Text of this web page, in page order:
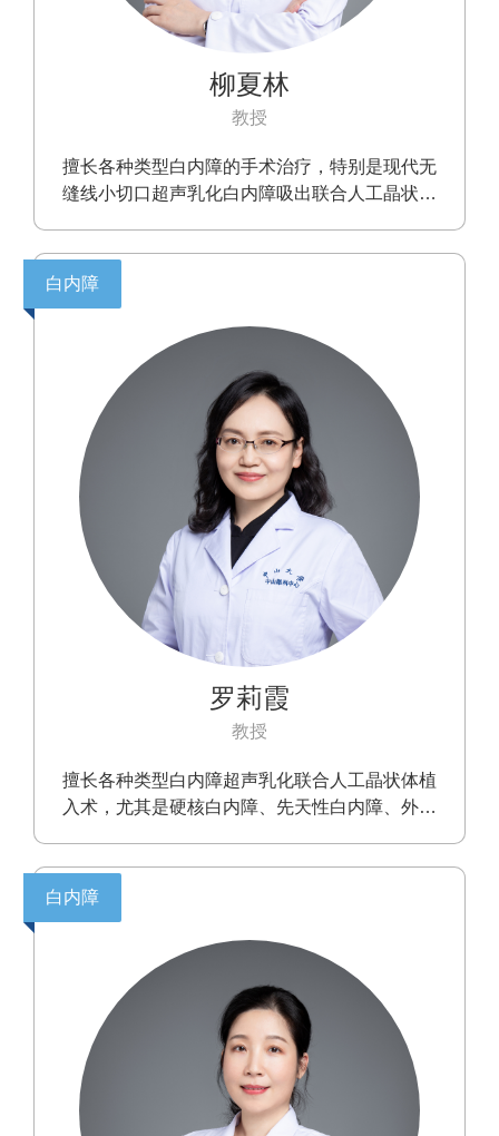
柳夏林
教授
擅长各种类型白内障的手术治疗，特别是现代无
缝线小切口超声乳化白内障吸出联合人工晶状体
罗莉霞
教授
擅长各种类型白内障超声乳化联合人工晶状体植
入术，尤其是硬核白内障、先天性白内障、外伤
白内障
白内障